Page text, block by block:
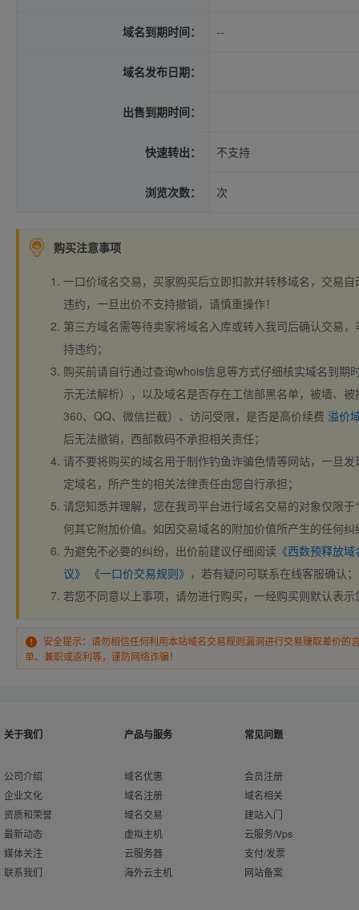
域名到期时间： --
域名发布日期：
出售到期时间：
快速转出： 不支持
浏览次数： 次
购买注意事项
一口价域名交易，买家购买后立即扣款并转移域名，交易
违约，一旦出价不支持撤销，请慎重操作！
第三方域名需等待卖家将域名入库或转入我司后确认交易
持违约；
购买前请自行通过查询whois信息等方式仔细核实域名到期
示无法解析），以及域名是否存在工信部黑名单，被墙、
360、QQ、微信拦截）、访问受限，是否是高价续费 溢价
后无法撤销，西部数码不承担相关责任；
请不要将购买的域名用于制作钓鱼诈骗色情等网站，一旦
定域名，所产生的相关法律责任由您自行承担；
请您知悉并理解，您在我司平台进行域名交易的对象仅限于
何其它附加价值。如因交易域名的附加价值所产生的任何
为避免不必要的纠纷，出价前建议仔细阅读 《西数预释放
议》
《一口价交易规则》 ，若有疑问可联系在线客服确认；
若您不同意以上事项，请勿进行购买，一经购买则默认表
安全提示：请勿相信任何利用本站域名交易规则漏洞进行交易赚取差价的
单、兼职或返利等，谨防网络诈骗！
关于我们
公司介绍
企业文化
资质和荣誉
最新动态
媒体关注
联系我们
产品与服务
域名优惠
域名注册
域名交易
虚拟主机
云服务器
海外云主机
常见问题
会员注册
域名相关
建站入门
云服务/Vps
支付/发票
网站备案